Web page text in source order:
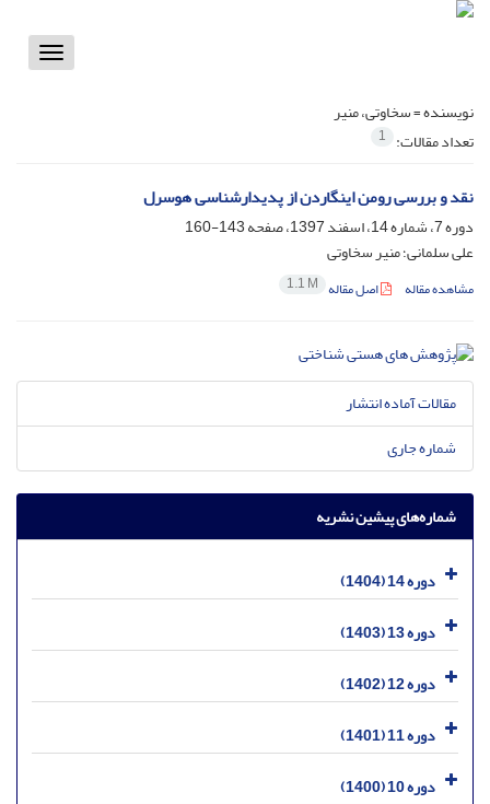
Toggle
نویسنده =سخاوتی، منیر
تعداد مقالات: 1
نقد و بررسی رومن اینگاردن از پدیدارشناسی هوسرل
دوره 7، شماره 14، اسفند 1397، صفحه
143-160
علی سلمانی؛ منیر سخاوتی
مشاهده مقاله اصل مقاله 1.1 M
مقالات آماده انتشار
شماره جاری
شماره‌های پیشین نشریه
دوره 14 (1404)
دوره 13 (1403)
دوره 12 (1402)
دوره 11 (1401)
دوره 10 (1400)